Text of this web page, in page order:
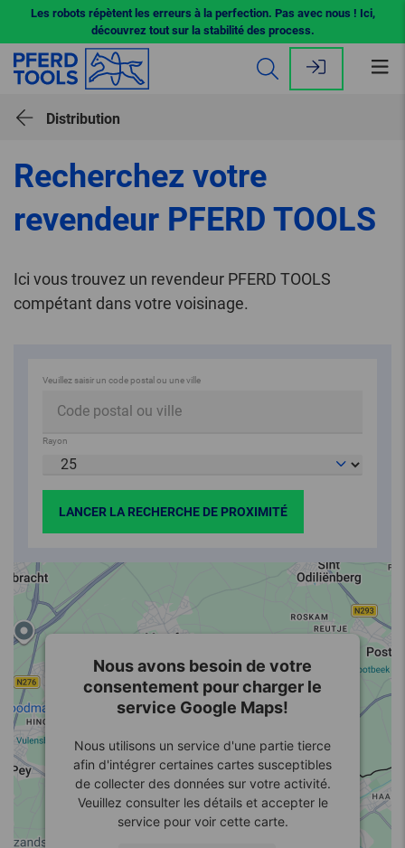
Les robots répètent les erreurs à la perfection. Pas avec nous ! Ici,
découvrez tout sur la stabilité des process.
Distribution
Recherchez votre
revendeur PFERD TOOLS
Ici vous trouvez un revendeur PFERD TOOLS
compétant dans votre voisinage.
Veuillez saisir un code postal ou une ville
Rayon
LANCER LA RECHERCHE DE PROXIMITÉ
Nous avons besoin de votre
consentement pour charger le
service Google Maps!
Nous utilisons un service d'une partie tierce
afin d'intégrer certaines cartes susceptibles
de collecter des données sur votre activité.
Veuillez consulter les détails et accepter le
service pour voir cette carte.